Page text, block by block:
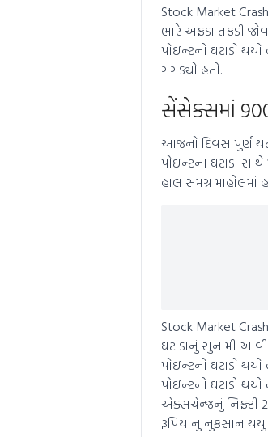
Stock Market
ભારે અફડા તફડી
પોઇન્ટનો ઘટાડો
ગગડ્યો હતો.
સેંસેક્સમાં
આજનો દિવસ પુર્ણ
પોઇન્ટના ઘટાડા
હાલ સમગ્ર માહોલમાં
Stock Market
ઘટાડાનું સુનામી
પોઇન્ટનો ઘટાડો
પોઇન્ટનો ઘટાડો
એક્સચેન્જનું નિફ્ટી
રૂપિયાનું નુકસાન